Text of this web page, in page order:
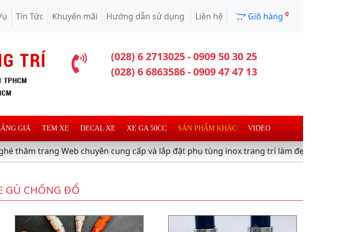
Tin Tức Khuyến mãi Hướng dẫn sử dụng Liên hệ Giõ hàng 0
(028) 6 2713025 - 0909 50 30 25
(028) 6 6863586 - 0909 47 47 13
GIÁ TEM XE DECAL XE XE GA 50CC SẢN PHẨM KHÁC VIDEO
trang Web chuyên cung cấp và lắp đặt phụ tùng inox trang trí làm đẹp xe máy ,xe tay
GÙ CHỐNG ĐỔ